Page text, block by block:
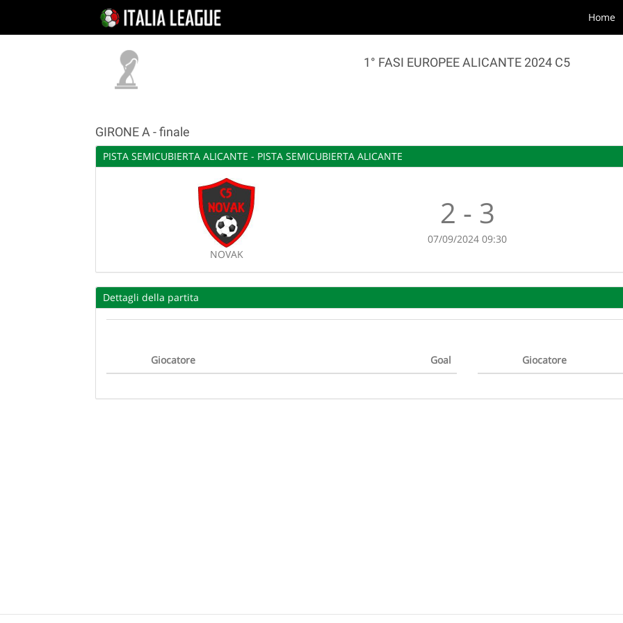
Home
1° FASI EUROPEE ALICANTE 2024 C5
GIRONE A - finale
PISTA SEMICUBIERTA ALICANTE - PISTA SEMICUBIERTA ALICANTE
NOVAK
2 - 3
07/09/2024 09:30
Dettagli della partita
Giocatore Goal Giocatore